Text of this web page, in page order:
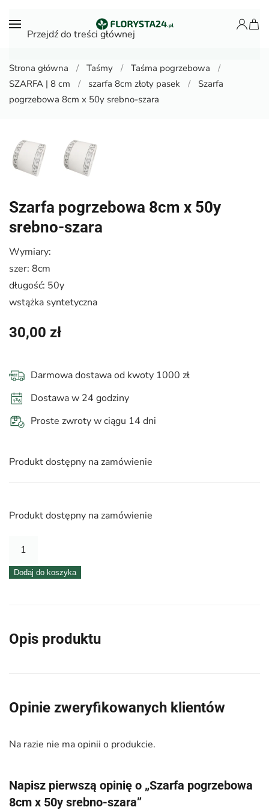
Przejdź do treści głównej
Strona główna Taśmy
Taśma pogrzebowa
SZARFA | 8 cm
szarfa 8cm złoty pasek
Szarfa
pogrzebowa 8cm x 50y srebno-szara
Szarfa pogrzebowa 8cm x 50y
srebno-szara
Wymiary:
szer: 8cm
długość: 50y
wstążka syntetyczna
30,00 zł
Darmowa dostawa od kwoty 1000 zł
Dostawa w 24 godziny
Proste zwroty w ciągu 14 dni
Produkt dostępny na zamówienie
Produkt dostępny na zamówienie
ilość
pogrzebowa
srebno-
Dodaj do koszyka
Opis produktu
Opinie zweryfikowanych klientów
Na razie nie ma opinii o produkcie.
Napisz pierwszą opinię o „Szarfa pogrzebowa
8cm x 50y srebno-szara”